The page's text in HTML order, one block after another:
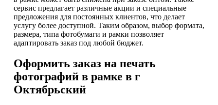
сервис предлагает различные акции и специальные
предложения для постоянных клиентов, что делает
услугу более доступной. Таким образом, выбор формата,
размера, типа фотобумаги и рамки позволяет
адаптировать заказ под любой бюджет.
Оформить заказ на печать
фотографий в рамке в г
Октябрьский